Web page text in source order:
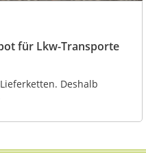
für Lkw-Transporte
Deshalb